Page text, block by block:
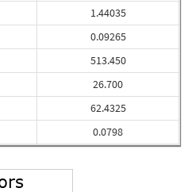
1.44035
0.09265
513.450
26.700
62.4325
0.0798